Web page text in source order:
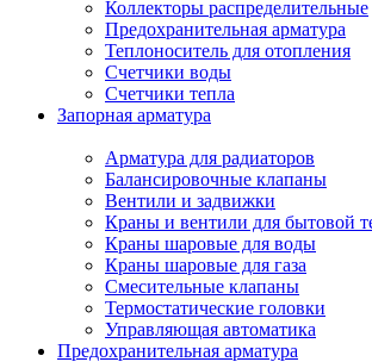
Коллекторы распределительные
Предохранительная арматура
Теплоноситель для отопления
Счетчики воды
Счетчики тепла
Запорная арматура
Арматура для радиаторов
Балансировочные клапаны
Вентили и задвижки
Краны и вентили для бытовой
Краны шаровые для воды
Краны шаровые для газа
Смесительные клапаны
Термостатические головки
Управляющая автоматика
Предохранительная арматура